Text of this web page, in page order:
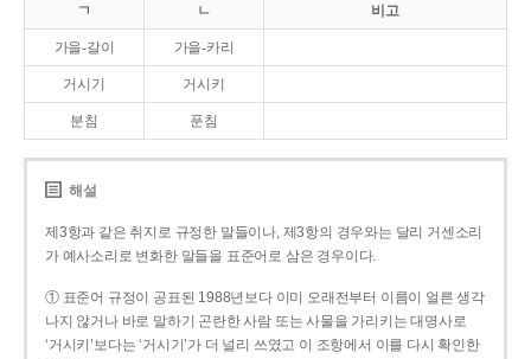
ㄱ ㄴ 비고
가을-갈이 가을-카리
거시기 거시키
분침 푼침
해설
제3항과 같은 취지로 규정한 말들이나, 제3항의 경우와는 달리 거센소리
가 예사소리로 변화한 말들을 표준어로 삼은 경우이다.
① 표준어 규정이 공표된 1988년보다 이미 오래전부터 이름이 얼른 생각
나지 않거나 바로 말하기 곤란한 사람 또는 사물을 가리키는 대명사로
‘거시키’보다는 ‘거시기’가 더 널리 쓰였고 이 조항에서 이를 다시 확인한